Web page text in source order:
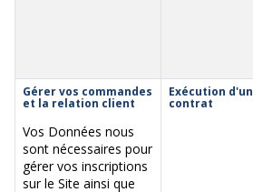
Gérer vos commandes
et la relation client
Vos Données nous
sont nécessaires pour
gérer vos inscriptions
sur le Site ainsi que
Exécution d'un
contrat